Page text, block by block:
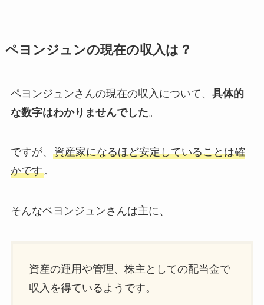
ペヨンジュンの現在の収入は？
ペヨンジュンさんの現在の収入について、 具体的
な数字はわかりませんでした。
ですが、 資産家になるほど安定していることは確
かです。
そんなペヨンジュンさんは主に、
資産の運用や管理、株主としての配当金で
収入を得ているようです。